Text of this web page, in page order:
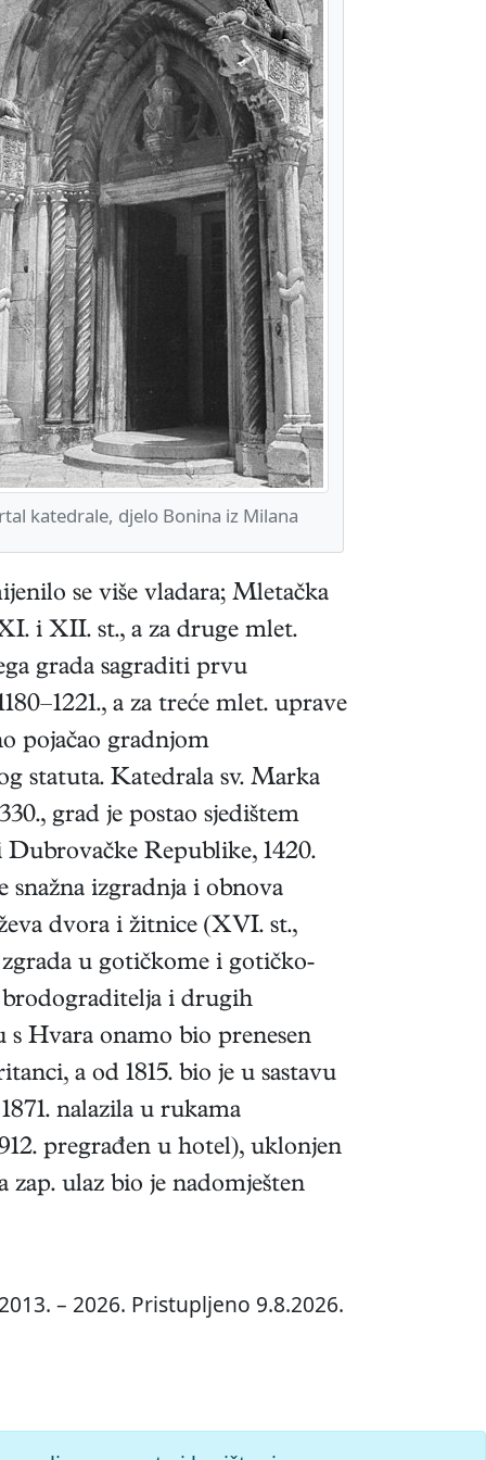
katedrale, djelo Bonina iz Milana
se više vladara; Mletačka
i XII. st., a za druge mlet.
grada sagraditi prvu
a za treće mlet. uprave
pojačao gradnjom
statuta. Katedrala sv. Marka
grad je postao sjedištem
Republike, 1420.
snažna izgradnja i obnova
dvora i žitnice (XVI. st.,
u gotičkome i gotičko-
i drugih
s Hvara onamo bio prenesen
a od 1815. bio je u sastavu
nalazila u rukama
pregrađen u hotel), uklonjen
ulaz bio je nadomješten
– 2026. Pristupljeno 9.8.2026.